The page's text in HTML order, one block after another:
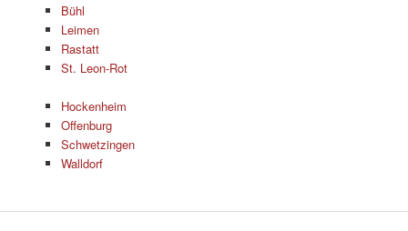
Bühl
Leimen
Rastatt
St. Leon-Rot
Hockenheim
Offenburg
Schwetzingen
Walldorf